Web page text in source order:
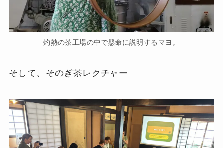
灼熱の茶工場の中で懸命に説明するマヨ。
そして、そのぎ茶レクチャー